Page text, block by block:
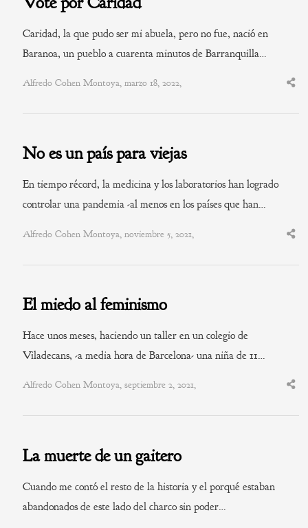
Caridad, la que pudo ser mi abuela, pero no fue, nació en
Baranoa, un pueblo a cuarenta minutos de Barranquilla…
Alfredo Cohen Montoya, marzo 18, 2022,
No es un país para viejas
En tiempo récord, la medicina y los laboratorios han logrado
controlar una pandemia -al menos en los países que han…
Alfredo Cohen Montoya, noviembre 5, 2021,
El miedo al feminismo
Hace unos meses, haciendo un taller en un colegio de
Viladecans, -a media hora de Barcelona- una niña de 11…
Alfredo Cohen Montoya, septiembre 2, 2021,
La muerte de un gaitero
Cuando me contó el resto de la historia y el porqué estaban
abandonados de este lado del charco sin poder…